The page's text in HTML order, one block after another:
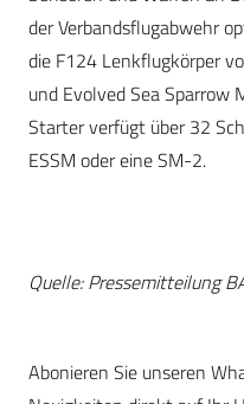
der Verbandsflugabwehr
die F124 Lenkflugkörper
und Evolved Sea Sparrow
Starter verfügt über 32
ESSM oder eine SM-2.
Quelle:Pressemitteilung
Abonieren Sie unseren